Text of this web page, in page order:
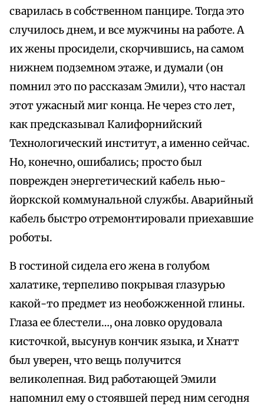
сварилась в собственном панцире. Тогда это
случилось днем, и все мужчины на работе. А
их жены просидели, скорчившись, на самом
нижнем подземном этаже, и думали (он
помнил это по рассказам Эмили), что настал
этот ужасный миг конца. Не через сто лет,
как предсказывал Калифорнийский
Технологический институт, а именно сейчас.
Но, конечно, ошибались; просто был
поврежден энергетический кабель нью-
йоркской коммунальной службы. Аварийный
кабель быстро отремонтировали приехавшие
роботы.
В гостиной сидела его жена в голубом
халатике, терпеливо покрывая глазурью
какой-то предмет из необожженной глины.
Глаза ее блестели…, она ловко орудовала
кисточкой, высунув кончик языка, и Хнатт
был уверен, что вещь получится
великолепная. Вид работающей Эмили
напомнил ему о стоявшей перед ним сегодня